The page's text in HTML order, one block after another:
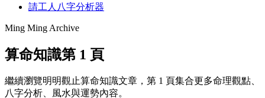
請工人八字分析器
Ming Ming Archive
算命知識第 1 頁
繼續瀏覽明明觀止算命知識文章，第 1 頁集合更多命理觀點、
八字分析、風水與運勢內容。